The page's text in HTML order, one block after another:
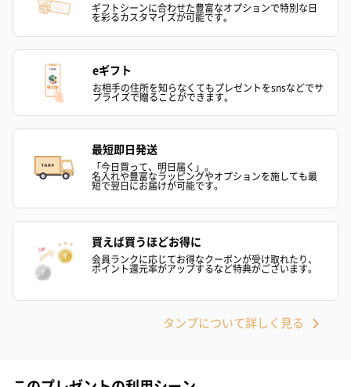
フラワーテディベア
（2,390円）
テディベア（バニラ）
（1,760円）
ル）（1,760円
紅茶・コーヒー・スイーツ
紅茶・コーヒー・スイーツを同梱してお届けいたします。ギフト
への＋αにおすすめです。
ギフトシーンに合わせた豊富なオプションで特別な日
を彩るカスタマイズが可能です。
eギフト
お相手の住所を知らなくてもプレゼントをsnsなどでサ
プライズで贈ることができます。
最短即日発送
「今日買って、明日届く」。
名入れや豊富なラッピングやオプションを施しても最
短で翌日にお届けが可能です。
買えば買うほどお得に
会員ランクに応じてお得なクーポンが受け取れたり、
ポイント還元率がアップするなど特典がございます。
タンプについて詳しく見る